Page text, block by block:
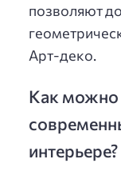
позволяют
Арт-деко.
Как можно
интерьере?